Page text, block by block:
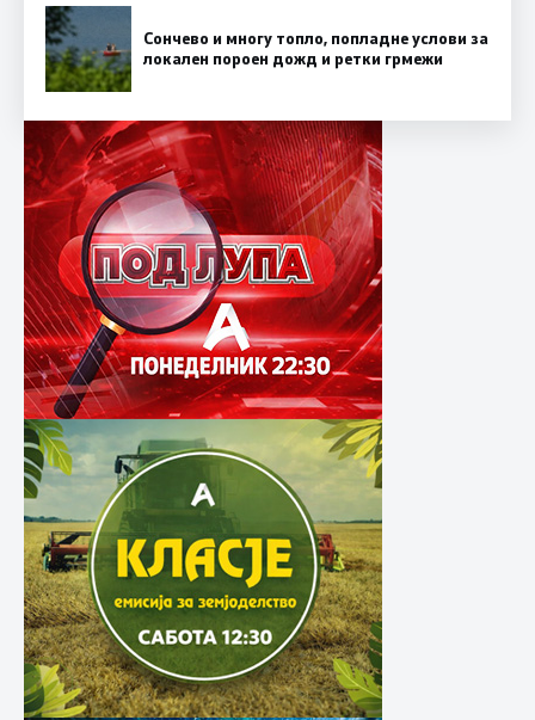
Сончево и многу топло, попладне услови за
локален пороен дожд и ретки грмежи